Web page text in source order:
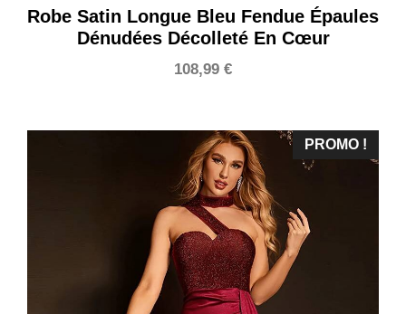
Robe Satin Longue Bleu Fendue Épaules
Dénudées Décolleté En Cœur
108,99 €
PROMO !